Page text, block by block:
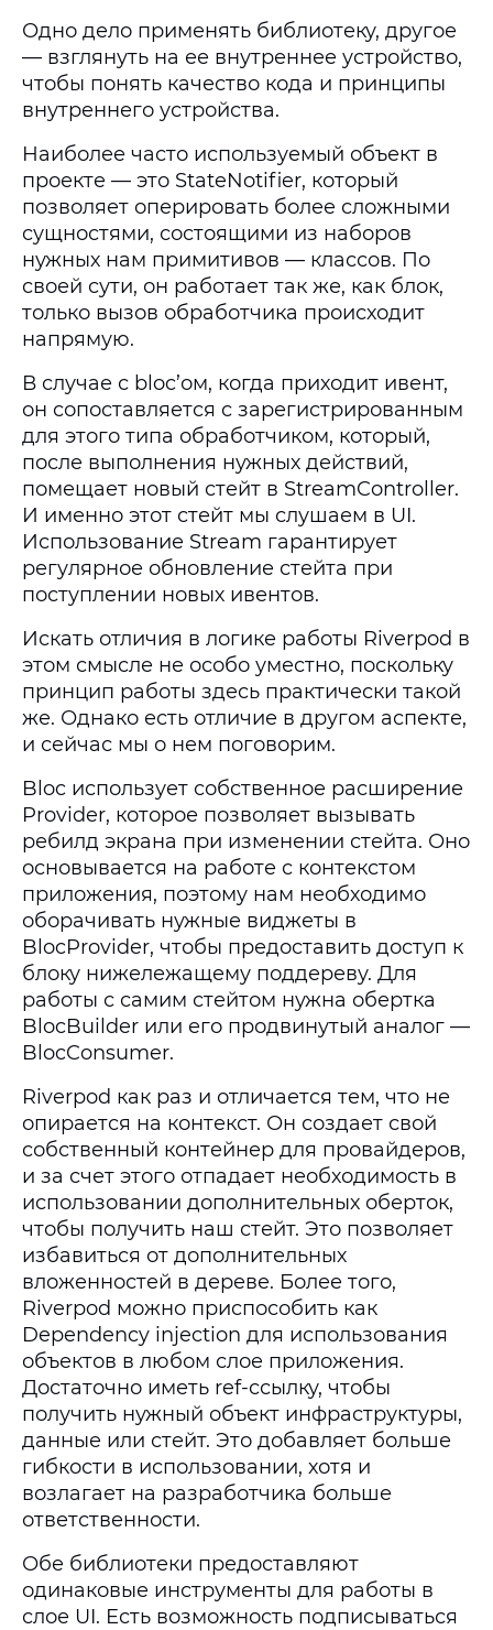
Одно дело применять библиотеку, другое
— взглянуть на ее внутреннее устройство,
чтобы понять качество кода и принципы
внутреннего устройства.
Наиболее часто используемый объект в
проекте — это StateNotifier, который
позволяет оперировать более сложными
сущностями, состоящими из наборов
нужных нам примитивов — классов. По
своей сути, он работает так же, как блок,
только вызов обработчика происходит
напрямую.
В случае с bloc’ом, когда приходит ивент,
он сопоставляется с зарегистрированным
для этого типа обработчиком, который,
после выполнения нужных действий,
помещает новый стейт в StreamController.
И именно этот стейт мы слушаем в UI.
Использование Stream гарантирует
регулярное обновление стейта при
поступлении новых ивентов.
Искать отличия в логике работы Riverpod в
этом смысле не особо уместно, поскольку
принцип работы здесь практически такой
же. Однако есть отличие в другом аспекте,
и сейчас мы о нем поговорим.
Bloc использует собственное расширение
Provider, которое позволяет вызывать
ребилд экрана при изменении стейта. Оно
основывается на работе с контекстом
приложения, поэтому нам необходимо
оборачивать нужные виджеты в
BlocProvider, чтобы предоставить доступ к
блоку нижележащему поддереву. Для
работы с самим стейтом нужна обертка
BlocBuilder или его продвинутый аналог —
BlocConsumer.
Riverpod как раз и отличается тем, что не
опирается на контекст. Он создает свой
собственный контейнер для провайдеров,
и за счет этого отпадает необходимость в
использовании дополнительных оберток,
чтобы получить наш стейт. Это позволяет
избавиться от дополнительных
вложенностей в дереве. Более того,
Riverpod можно приспособить как
Dependency injection для использования
объектов в любом слое приложения.
Достаточно иметь ref-ссылку, чтобы
получить нужный объект инфраструктуры,
данные или стейт. Это добавляет больше
гибкости в использовании, хотя и
возлагает на разработчика больше
ответственности.
Обе библиотеки предоставляют
одинаковые инструменты для работы в
слое UI. Есть возможность подписываться